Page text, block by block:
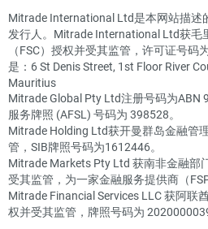
Mitrade International Ltd是本网站描述
发行人。Mitrade International Ltd获毛
（FSC）授权并受其监管，许可证号
是：6 St Denis Street, 1st Floor River
Mauritius
Mitrade Global Pty Ltd注册号码为ABN
服务牌照 (AFSL) 号码为 398528。
Mitrade Holding Ltd获开曼群岛金融管
管，SIB牌照号码为1612446。
Mitrade Markets Pty Ltd 获南非金融部
受其监管，为一家金融服务提供商（
Mitrade Financial Services LLC 获阿联
权并受其监管，牌照号码为